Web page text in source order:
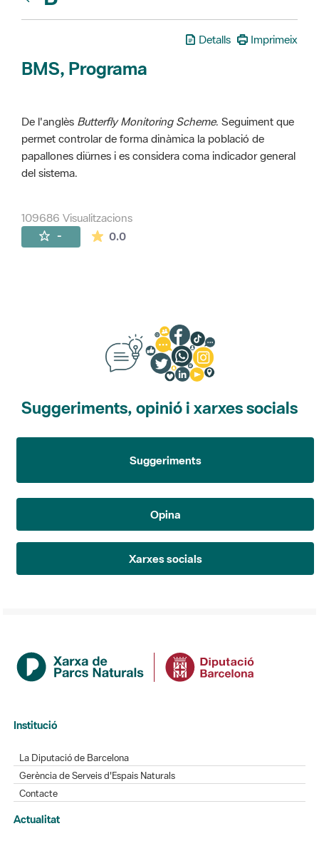
Detalls Imprimeix
BMS, Programa
De l'anglès Butterfly Monitoring Scheme. Seguiment que
permet controlar de forma dinàmica la població de
papallones diürnes i es considera coma indicador general
del sistema.
109686 Visualitzacions
- 0.0La mitjana de les valoracions és de 0
Suggeriments, opinió i xarxes socials
Suggeriments
Opina
Xarxes socials
Institució
La Diputació de Barcelona
Gerència de Serveis d'Espais Naturals
Contacte
Actualitat